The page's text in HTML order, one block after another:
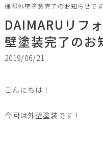
様邸外壁塗装完了のお知らせです
DAIMARUリフ
壁塗装完了のお
2019/06/21
こんにちは！
今回は外壁塗装です！